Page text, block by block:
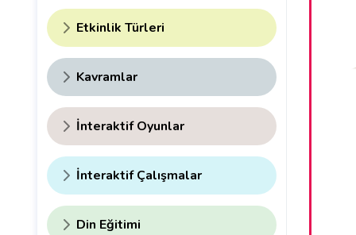
Etkinlik Türleri
Kavramlar
İnteraktif Oyunlar
İnteraktif Çalışmalar
Din Eğitimi